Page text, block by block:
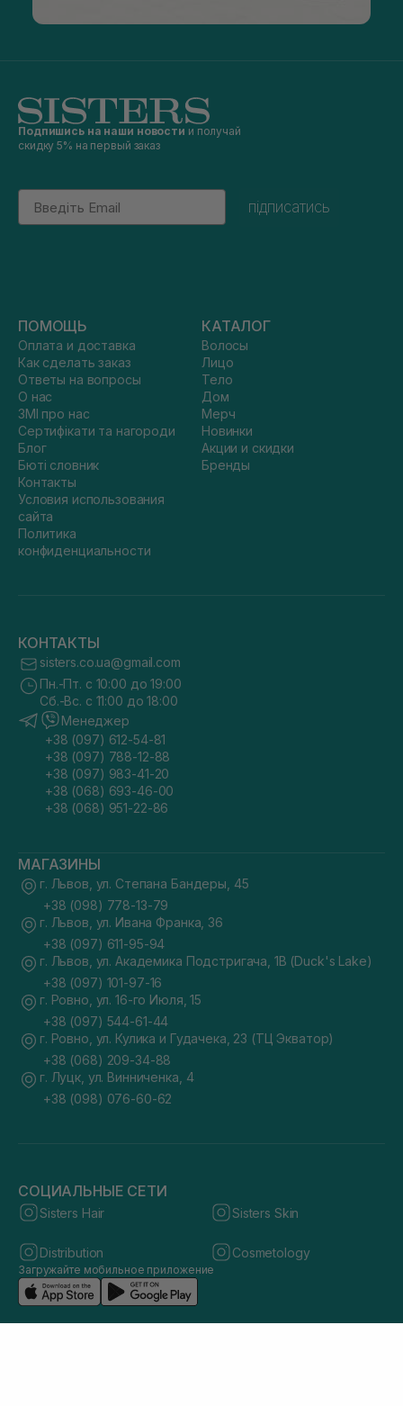
Подпишись на наши новости и получай
скидку 5% на первый заказ
Email
підписатись
ПОМОЩЬ
Оплата и доставка
Как сделать заказ
Ответы на вопросы
О нас
ЗМІ про нас
Сертифікати та нагороди
Блог
Бюті словник
Контакты
Условия использования
сайта
Политика
конфиденциальности
КАТАЛОГ
Волосы
Лицо
Тело
Дом
Мерч
Новинки
Акции и скидки
Бренды
КОНТАКТЫ
sisters.co.ua@gmail.com
Пн.-Пт. с 10:00 до 19:00
Сб.-Вс. с 11:00 до 18:00
Менеджер
+38 (097) 612-54-81
+38 (097) 788-12-88
+38 (097) 983-41-20
+38 (068) 693-46-00
+38 (068) 951-22-86
МАГАЗИНЫ
г. Львов, ул. Степана Бандеры, 45
+38 (098) 778-13-79
г. Львов, ул. Ивана Франка, 36
+38 (097) 611-95-94
г. Львов, ул. Академика Подстригача, 1В (Duck's Lake)
+38 (097) 101-97-16
г. Ровно, ул. 16-го Июля, 15
+38 (097) 544-61-44
г. Ровно, ул. Кулика и Гудачека, 23 (ТЦ Экватор)
+38 (068) 209-34-88
г. Луцк, ул. Винниченка, 4
+38 (098) 076-60-62
СОЦИАЛЬНЫЕ СЕТИ
Sisters Hair Sisters Skin
Distribution Cosmetology
Загружайте мобильное приложение